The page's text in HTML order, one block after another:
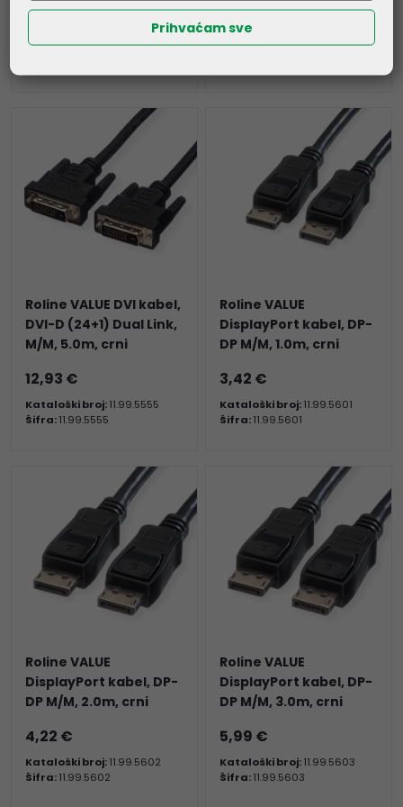
4,45 €
Kataloški broj:11.99.5521
6,11 €
Kataloški broj:11.99.5525
Roline VALUE DVI kabel,
DVI-D (24+1) Dual Link,
M/M, 5.0m, crni
12,93 €
Kataloški broj:11.99.5555
Šifra:11.99.5555
Roline VALUE
DisplayPort kabel, DP-
DP M/M, 1.0m, crni
3,42 €
Kataloški broj:11.99.5601
Šifra:11.99.5601
Roline VALUE
DisplayPort kabel, DP-
DP M/M, 2.0m, crni
4,22 €
Kataloški broj:11.99.5602
Šifra:11.99.5602
Roline VALUE
DisplayPort kabel, DP-
DP M/M, 3.0m, crni
5,99 €
Kataloški broj:11.99.5603
Šifra:11.99.5603
Prihvaćam sve